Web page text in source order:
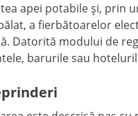
apei potabile și, prin
a fierbătoarelor
modului de
barurile sau